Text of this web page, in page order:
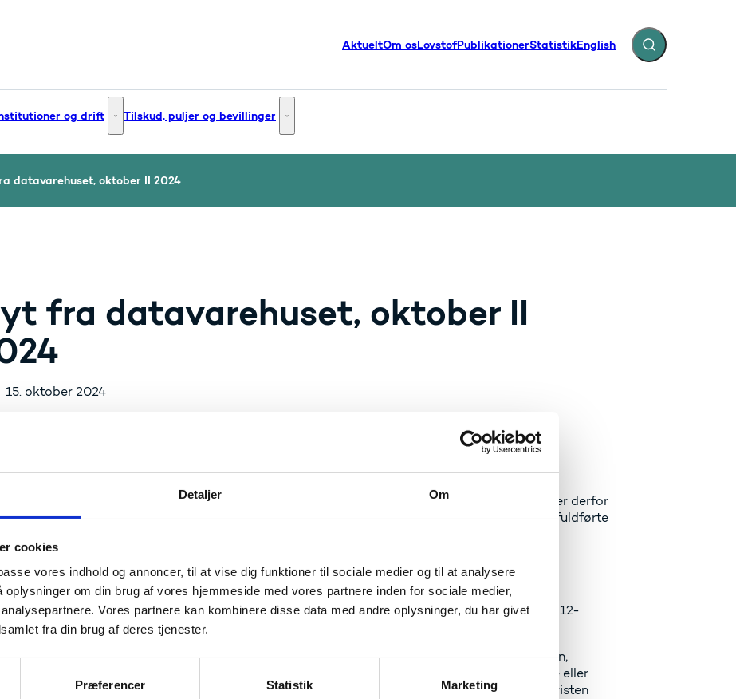
Detaljer Om
cookies
vores indhold og annoncer, til at vise dig funktioner til sociale medier og til at analysere
om din brug af vores hjemmeside med vores partnere inden for sociale medier,
Vores partnere kan kombinere disse data med andre oplysninger, du har givet
fra din brug af deres tjenester.
Præferencer Statistik Marketing
AktueltOm osLovstofPublikationerStatistikEnglish Fold søgefelt ud
og innovation - Flere links
og drift Institutioner og drift - Flere links
Tilskud, puljer og bevillinger Tilskud, puljer og bevillinger - Flere links
datavarehuset, oktober II 2024
fra datavarehuset, oktober II
15. oktober 2024
kommet ledighedsdata for 2. kvartal 2024 fra Danmarks Statistik, og kuben
er derfor
opdateret. De nye data gør det bl.a. muligt at opgøre ledighedsgraden for 4.-7. kvartal for fuldførte
er opdateret på datavarehus.ufm.dk
kursus
online-kursus for brugere på uddannelsesinstitutionerne onsdag den 20. november kl. 12-
i et kursus er en forudsætning for at få adgang til datavarehuset (excel-delen).
til kurset sendes tildvh@ufm.dksenest onsdag d. 13. november med oplysning om navn,
mail og mobiltelefonnr. (skal kunne modtage flash-sms, derfor ikke Skype eller
Af hensyn til den nødvendige brugeroprettelse hos Danmarks Statistik skal tilmeldingsfristen